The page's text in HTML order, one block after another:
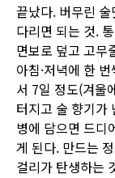
끝났다. 버무린
다리면 되는 것.
면보로 덮고 고무
아침·저녁에 한
서 7일 정도(겨울
터지고 술 향기가
병에 담으면 드디
게 된다. 만드는
걸리가 탄생하는